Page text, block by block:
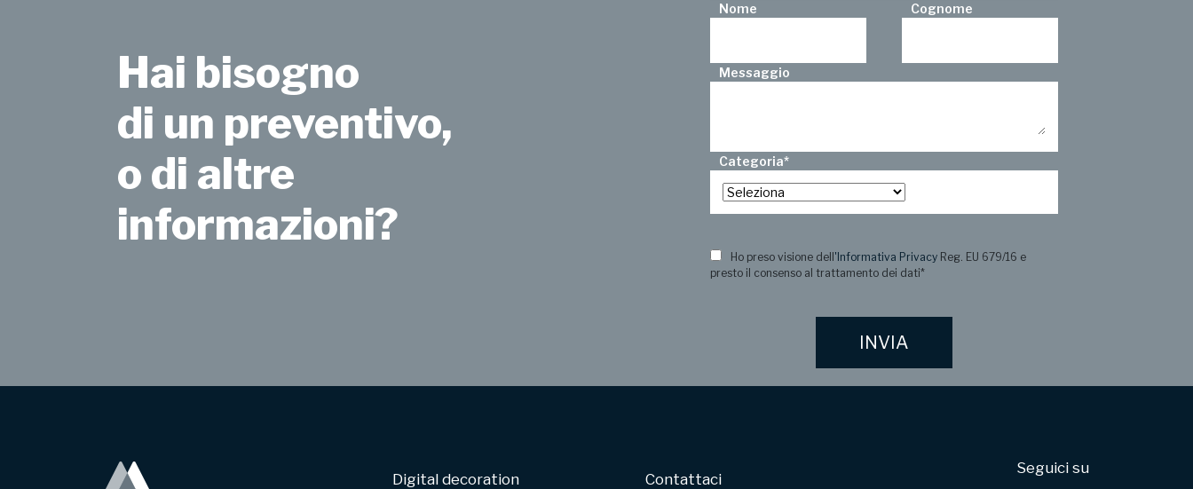
Hai bisogno
di un preventivo,
o di altre
informazioni?
Nome Cognome
Messaggio
Categoria*
Ho preso visione dell 'Informativa PrivacyReg. EU 679/16 e
presto il consenso al trattamento dei dati*
Digital decoration Contattaci
Seguici su